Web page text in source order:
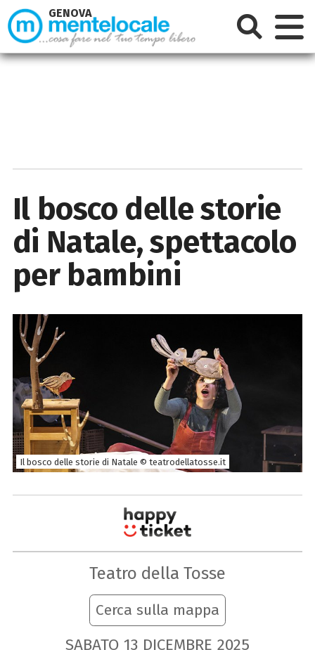
Il bosco delle storie
di Natale, spettacolo
per bambini
Il bosco delle storie di Natale © teatrodellatosse.it
Teatro della Tosse
Cerca sulla mappa
SABATO 13 DICEMBRE 2025
GENOVA